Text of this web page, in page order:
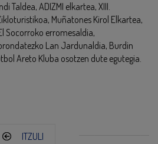
Taldea, ADIZMI elkartea, XIII.
Muñatones Kirol Elkartea,
Socorroko erromesaldia,
Lan Jardunaldia, Burdin
Areto Kluba osotzen dute egutegia.
ITZULI